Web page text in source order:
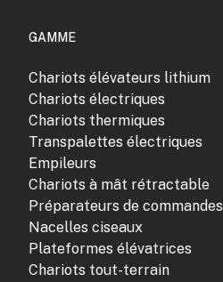
GAMME
Chariots élévateurs lithium
Chariots électriques
Chariots thermiques
Transpalettes électriques
Empileurs
Chariots à mât rétractable
Préparateurs de commandes
Nacelles ciseaux
Plateformes élévatrices
Chariots tout-terrain